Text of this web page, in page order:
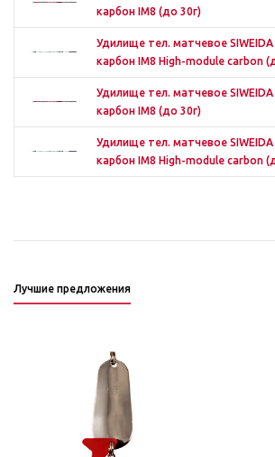
карбон IM8 (до 30г)
Удилище тел. матчевое
карбон IM8 High-module carbon
Удилище тел. матчевое
карбон IM8 (до 30г)
Удилище тел. матчевое
карбон IM8 High-module carbon
Лучшие предложения